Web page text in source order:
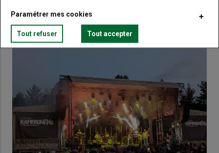
VOUS AIMEREZ AUSSI
Paramétrer mes cookies
Tout refuser Tout accepter